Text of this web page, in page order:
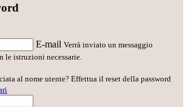
E-mail Verrà inviato un messaggio
istruzioni necessarie.
al nome utente? Effettua il reset della password